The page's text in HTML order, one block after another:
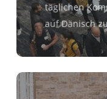
täglichen
auf Dänisch